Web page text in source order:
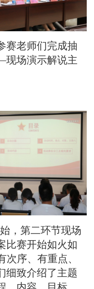
赛老师们完成抽
场演示解说主
，第二环节现场
比赛开始如火如
次序、有重点、
细致介绍了主题